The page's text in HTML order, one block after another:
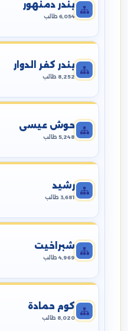
بندر دمنهور
6,054 طالب
بندر كفر الدوار
8,252 طالب
حوش عيسى
5,248 طالب
رشيد
3,681 طالب
شبراخيت
4,969 طالب
كوم حمادة
8,020 طالب